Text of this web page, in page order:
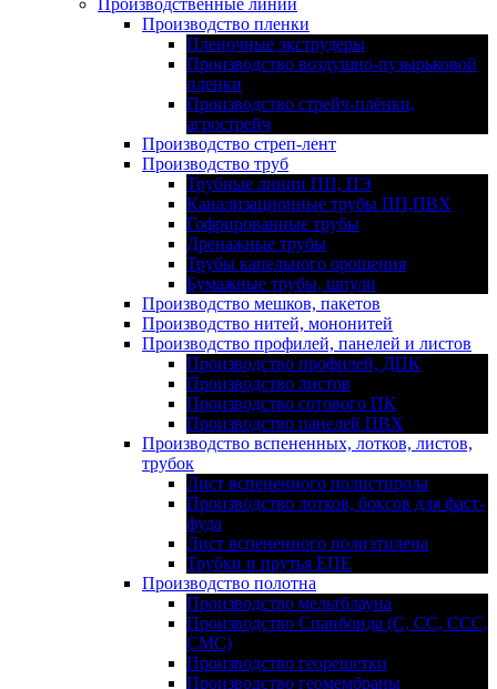
Производственные линии
Производство пленки
Пленочные экструдеры
Производство воздушно-пузырьковой
пленки
Производство стрейч-плёнки,
агрострейч
Производство стреп-лент
Производство труб
Трубные линии ПП, ПЭ
Канализационные трубы ПП,ПВХ
Гофрированные трубы
Дренажные трубы
Трубы капельного орошения
Бумажные трубы, шпули
Производство мешков, пакетов
Производство нитей, мононитей
Производство профилей, панелей и листов
Производство профилей, ДПК
Производство листов
Производство сотового ПК
Производство панелей ПВХ
Производство вспененных, лотков, листов,
трубок
Лист вспененного полистирола
Производство лотков, боксов для фаст-
фуда
Лист вспененного полиэтилена
Трубки и прутья ЕПЕ
Производство полотна
Производство мельтблауна
Производство Спанбонда (С, СС, ССС,
СМС)
Производство георешетки
Производство геомембраны